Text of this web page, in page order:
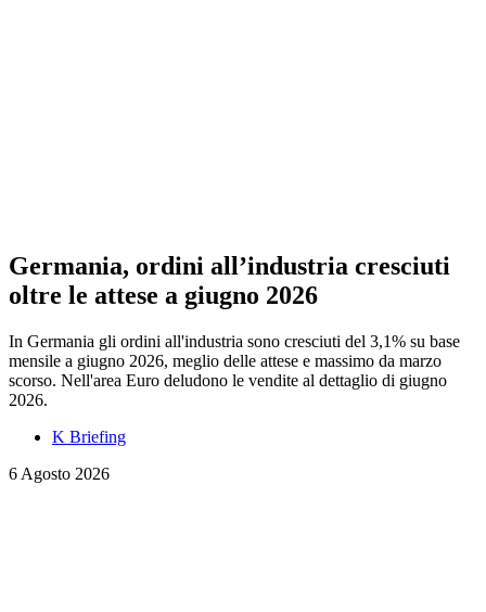
Germania, ordini all’industria cresciuti
oltre le attese a giugno 2026
In Germania gli ordini all'industria sono cresciuti del 3,1% su base
mensile a giugno 2026, meglio delle attese e massimo da marzo
scorso. Nell'area Euro deludono le vendite al dettaglio di giugno
2026.
K Briefing
6 Agosto 2026